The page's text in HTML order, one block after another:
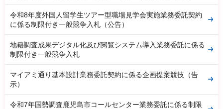
令和8年度外国人留学生ツアー型職場見学会実施業務委託契約
に係る制限付き一般競争入札（公告）
地籍調査成果デジタル化及び閲覧システム導入業務委託に係る
制限付き一般競争入札
マイアミ通り基本設計業務委託契約に係る企画提案競技（告
示）
令和7年国勢調査鹿児島市コールセンター業務委託に係る制限